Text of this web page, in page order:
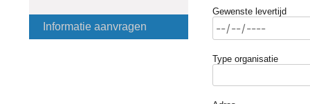
Informatie aanvragen
Gewenste levertijd
Type organisatie